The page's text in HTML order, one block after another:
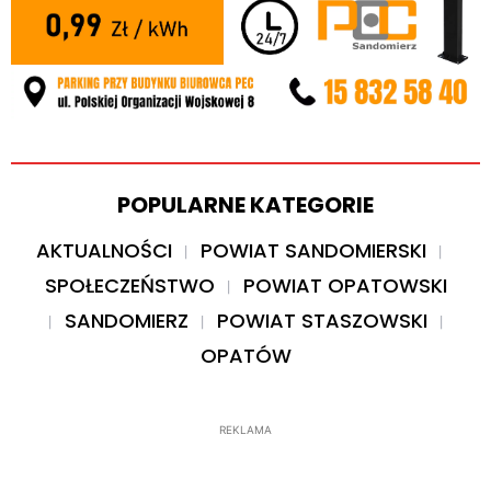
POPULARNE KATEGORIE
AKTUALNOŚCI
POWIAT SANDOMIERSKI
SPOŁECZEŃSTWO
POWIAT OPATOWSKI
SANDOMIERZ
POWIAT STASZOWSKI
OPATÓW
REKLAMA